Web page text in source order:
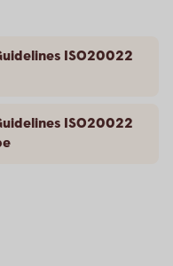
ISO20022
ISO20022